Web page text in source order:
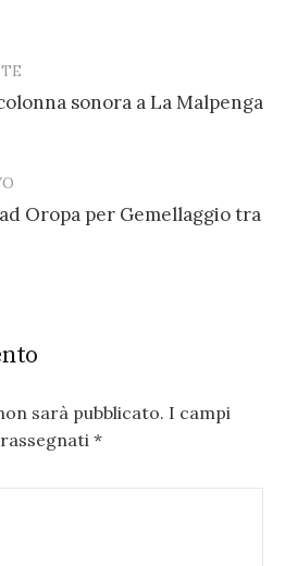
sonora a La Malpenga
Oropa per Gemellaggio tra
sarà pubblicato. I campi
*